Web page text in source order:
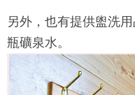
另外，也有提供盥洗
瓶礦泉水。